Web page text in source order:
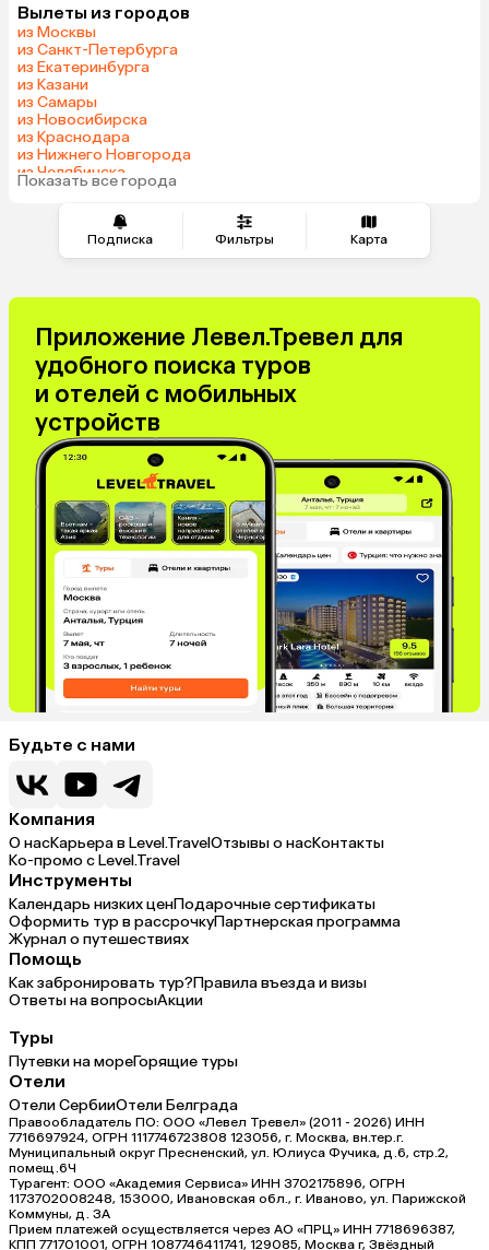
Подписка Фильтры Карта
Беларусь
Шри-Ланка
Азербайджан
Катар
Гонконг
Таджикистан
Вылеты из городов
из Москвы
из Санкт-Петербурга
из Екатеринбурга
из Казани
из Самары
из Новосибирска
из Краснодара
из Нижнего Новгорода
из Челябинска
из Тюмени
Показать все города
Приложение Левел.Тревел для
удобного поиска туров
и отелей с мобильных
устройств
Будьте с нами
Компания
О насКарьера в Level.TravelОтзывы о насКонтакты
Ко-промо с Level.Travel
Инструменты
Календарь низких ценПодарочные сертификаты
Оформить тур в рассрочкуПартнерская программа
Журнал о путешествиях
Помощь
Как забронировать тур?Правила въезда и визы
Ответы на вопросыАкции
Туры
Путевки на мореГорящие туры
Отели
Отели СербииОтели Белграда
Правообладатель ПО: ООО «Левел Тревел» (2011 - 2026) ИНН
7716697924, ОГРН 1117746723808 123056, г. Москва, вн.тер.г.
Муниципальный округ Пресненский, ул. Юлиуса Фучика, д.6, стр.2,
помещ.6Ч
Турагент: ООО «Академия Сервиса» ИНН 3702175896, ОГРН
1173702008248, 153000, Ивановская обл., г. Иваново, ул. Парижской
Коммуны, д. ЗА
Прием платежей осуществляется через АО «ПРЦ» ИНН 7718696387,
КПП 771701001, ОГРН 1087746411741, 129085, Москва г, Звёздный